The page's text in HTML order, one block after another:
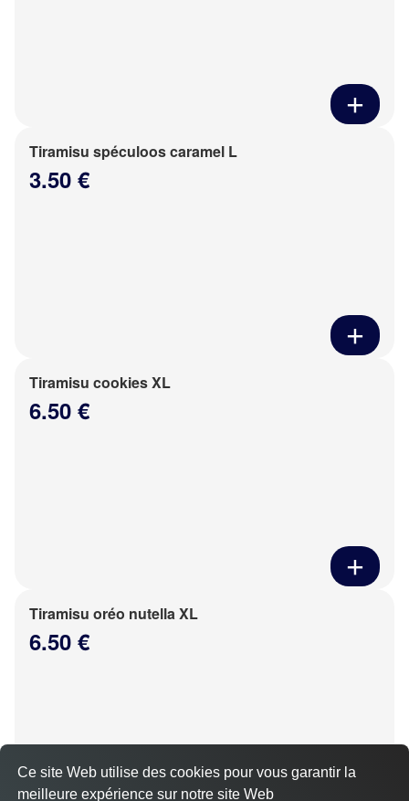
Tiramisu spéculoos caramel L
3.50 €
Tiramisu cookies XL
6.50 €
Tiramisu oréo nutella XL
6.50 €
Ce site Web utilise des cookies pour vous garantir la
meilleure expérience sur notre site Web